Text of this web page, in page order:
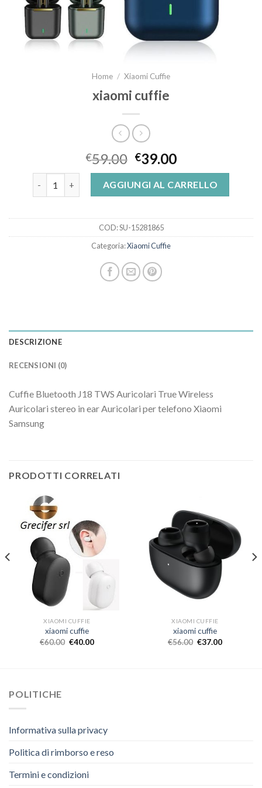
Home / Xiaomi Cuffie
xiaomi cuffie
€59.00 €39.00
xiaomi cuffie quantitàAGGIUNGI AL CARRELLO
COD:SU-15281865
Categoria:Xiaomi Cuffie
DESCRIZIONE
RECENSIONI (0)
Cuffie Bluetooth J18 TWS Auricolari True Wireless
Auricolari stereo in ear Auricolari per telefono Xiaomi
Samsung
PRODOTTI CORRELATI
XIAOMI CUFFIE
xiaomi cuffie
€60.00 €40.00
XIAOMI CUFFIE
xiaomi cuffie
€56.00 €37.00
POLITICHE
Informativa sulla privacy
Politica di rimborso e reso
Termini e condizioni